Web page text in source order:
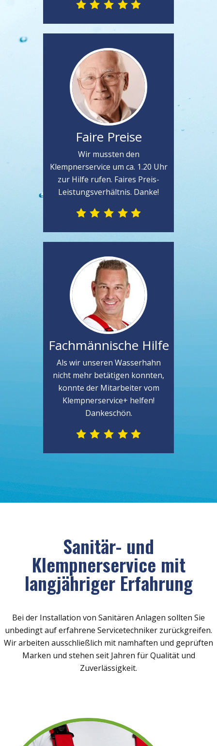
Faire Preise
Wir mussten den
Klempnerservice um ca. 1.20 Uhr
zur Hilfe rufen. Faires Preis-
Leistungsverhältnis. Danke!
Fachmännische Hilfe
Als wir unseren Wasserhahn
nicht mehr betätigen konnten,
konnte der Mitarbeiter vom
Klempnerservice+ helfen!
Dankeschön.
Sanitär- und
Klempnerservice mit
langjähriger Erfahrung
Bei der Installation von Sanitären Anlagen sollten Sie
unbedingt auf erfahrene Servicetechniker zurückgreifen.
Wir arbeiten ausschließlich mit namhaften und geprüften
Marken und stehen seit Jahren für Qualität und
Zuverlässigkeit.